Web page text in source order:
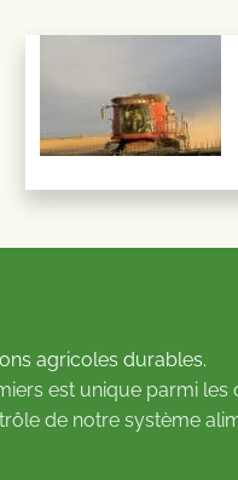
agricoles durables.
est unique parmi les
de notre système